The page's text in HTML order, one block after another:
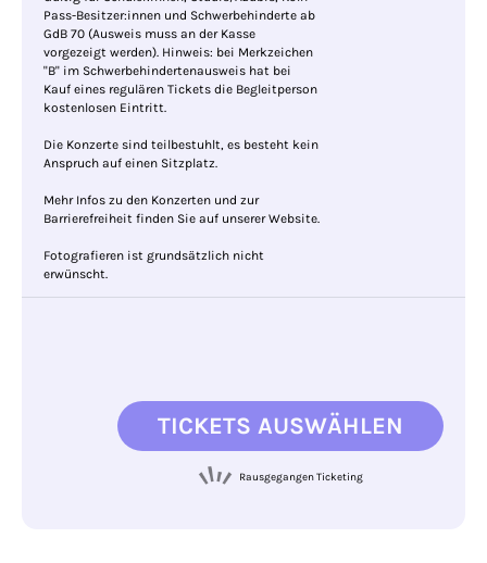
Pass-Besitzer:innen und Schwerbehinderte ab
GdB 70 (Ausweis muss an der Kasse
vorgezeigt werden). Hinweis: bei Merkzeichen
"B" im Schwerbehindertenausweis hat bei
Kauf eines regulären Tickets die Begleitperson
kostenlosen Eintritt.
Die Konzerte sind teilbestuhlt, es besteht kein
Anspruch auf einen Sitzplatz.
Mehr Infos zu den Konzerten und zur
Barrierefreiheit finden Sie auf unserer Website.
Fotografieren ist grundsätzlich nicht
erwünscht.
TICKETS AUSWÄHLEN
Rausgegangen Ticketing